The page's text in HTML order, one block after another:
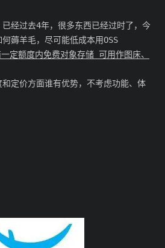
经过去4年，很多东西已经过时了，今
薅羊毛，尽可能低成本用OSS
定额度内免费对象存储 可用作图床、
定价方面谁有优势，不考虑功能、体